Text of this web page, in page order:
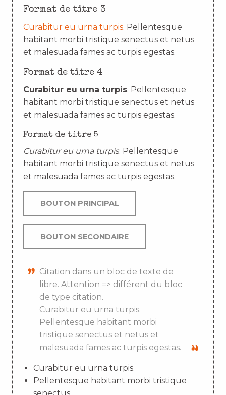
Format de titre 3
Curabitur eu urna turpis. Pellentesque
habitant morbi tristique senectus et netus
et malesuada fames ac turpis egestas.
Format de titre 4
Curabitur eu urna turpis. Pellentesque
habitant morbi tristique senectus et netus
et malesuada fames ac turpis egestas.
Format de titre 5
Curabitur eu urna turpis. Pellentesque
habitant morbi tristique senectus et netus
et malesuada fames ac turpis egestas.
BOUTON PRINCIPAL
BOUTON SECONDAIRE
Citation dans un bloc de texte de
libre. Attention => différent du bloc
de type citation.
Curabitur eu urna turpis.
Pellentesque habitant morbi
tristique senectus et netus et
malesuada fames ac turpis egestas.
Curabitur eu urna turpis.
Pellentesque habitant morbi tristique